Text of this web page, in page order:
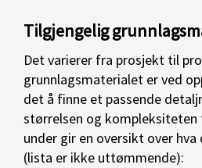
Tilgjengelig
Det varierer fra prosjekt til
grunnlagsmaterialet er ved
det å finne et passende
størrelsen og
under gir en oversikt over
(lista er ikke uttømmende):